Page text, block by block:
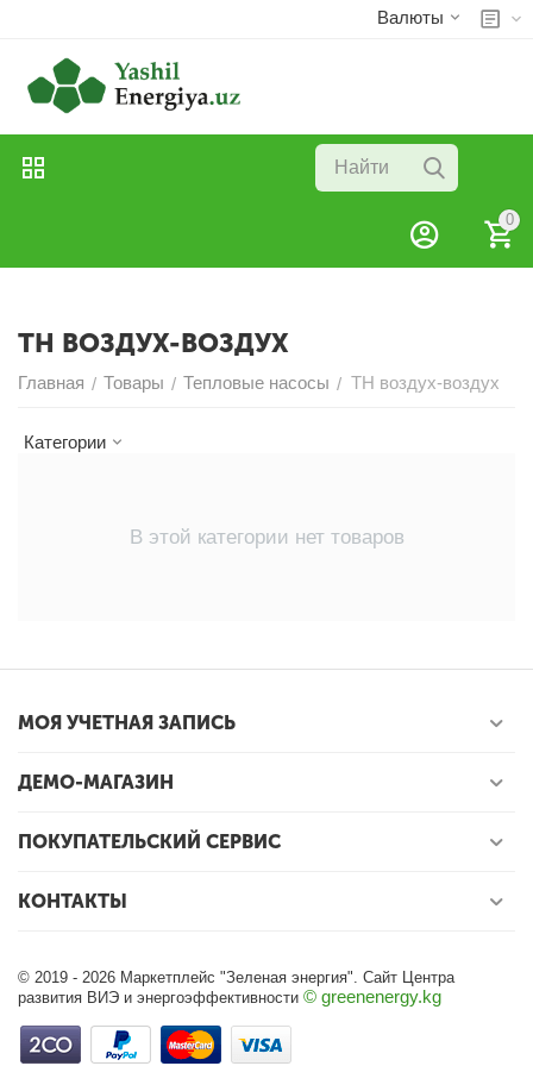
Валюты
0
ТН ВОЗДУХ-ВОЗДУХ
Главная / Товары / Тепловые насосы / ТН воздух-воздух
Категории
В этой категории нет товаров
МОЯ УЧЕТНАЯ ЗАПИСЬ
ДЕМО-МАГАЗИН
ПОКУПАТЕЛЬСКИЙ СЕРВИС
КОНТАКТЫ
© 2019 - 2026 Маркетплейс "Зеленая энергия". Сайт Центра
развития ВИЭ и энергоэффективности © greenenergy.kg